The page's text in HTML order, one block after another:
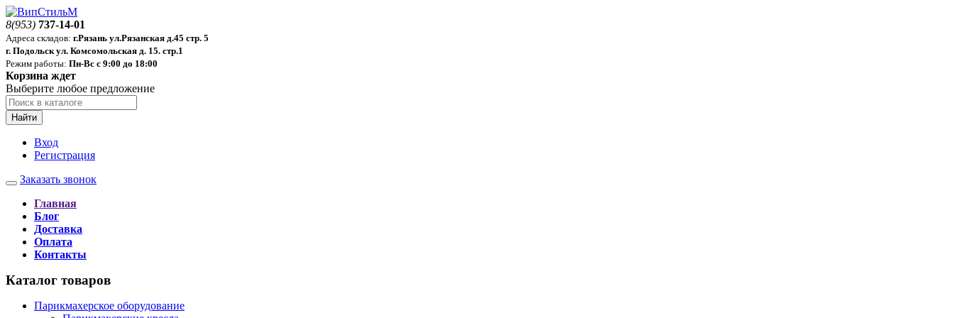
8(953) 737-14-01
Адреса складов: г.Рязань ул.Рязанская д.45 стр. 5
г. Подольск ул. Комсомольская д. 15. стр.1
Режим работы: Пн-Вс с 9:00 до 18:00
Корзина ждет
Выберите любое предложение
Найти
Вход
Регистрация
Заказать звонок
Главная
Блог
Доставка
Оплата
Контакты
Каталог товаров
Парикмахерское оборудование